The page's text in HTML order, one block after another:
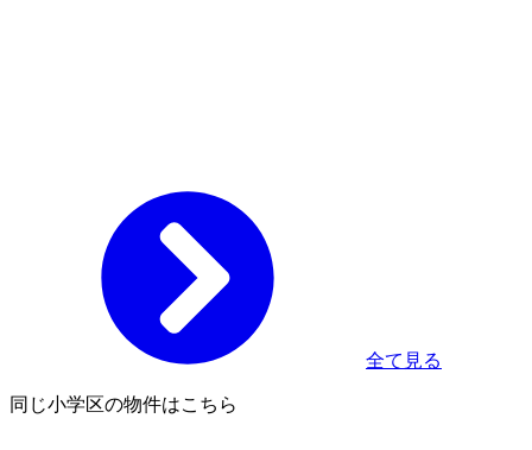
全て見る
同じ小学区の物件はこちら